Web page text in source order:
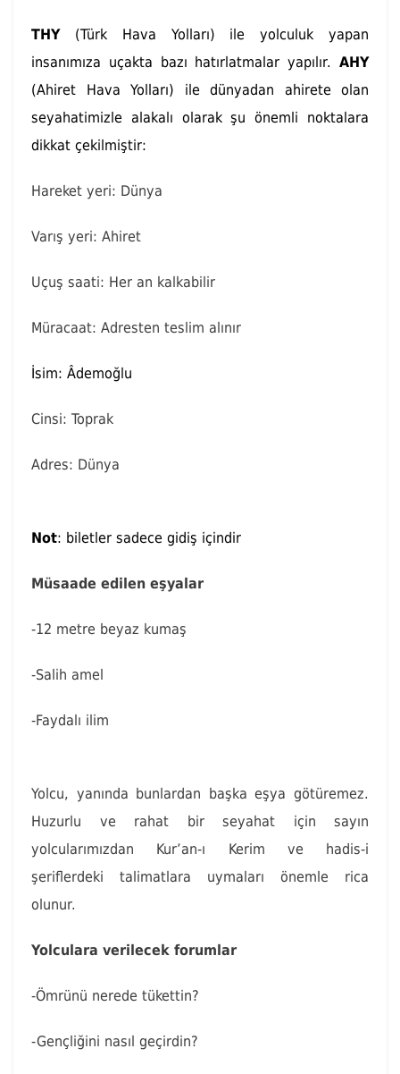
THY (Türk Hava Yolları) ile yolculuk yapan
insanımıza uçakta bazı hatırlatmalar yapılır. AHY
(Ahiret Hava Yolları) ile dünyadan ahirete olan
seyahatimizle alakalı olarak şu önemli noktalara
dikkat çekilmiştir:
Hareket yeri: Dünya
Varış yeri: Ahiret
Uçuş saati: Her an kalkabilir
Müracaat: Adresten teslim alınır
İsim: Âdemoğlu
Cinsi: Toprak
Adres: Dünya
Not: biletler sadece gidiş içindir
Müsaade edilen eşyalar
-12 metre beyaz kumaş
-Salih amel
-Faydalı ilim
Yolcu, yanında bunlardan başka eşya götüremez.
Huzurlu ve rahat bir seyahat için sayın
yolcularımızdan Kur’an-ı Kerim ve hadis-i
şeriflerdeki talimatlara uymaları önemle rica
olunur.
Yolculara verilecek forumlar
-Ömrünü nerede tükettin?
-Gençliğini nasıl geçirdin?